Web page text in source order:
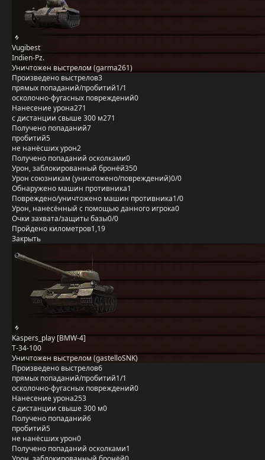
Vugibest
Indien-Pz.
Уничтожен выстрелом (garma261)
Произведено выстрелов3
прямых попаданий/пробитий1/1
осколочно-фугасных повреждений0
Нанесение урона271
с дистанции свыше 300 м271
Получено попаданий7
пробитий5
не нанёсших урон2
Получено попаданий осколками0
Урон, заблокированный бронёй350
Урон союзникам (уничтожено/повреждений)0/0
Обнаружено машин противника1
Повреждено/уничтожено машин противника1/0
Урон, нанесённый с помощью данного игрока0
Очки захвата/защиты базы0/0
Пройдено километров1,19
Закрыть
Kaspers_play [BMW-4]
Т-34-100
Уничтожен выстрелом (gastelloSNK)
Произведено выстрелов6
прямых попаданий/пробитий1/1
осколочно-фугасных повреждений0
Нанесение урона253
с дистанции свыше 300 м0
Получено попаданий6
пробитий5
не нанёсших урон0
Получено попаданий осколками1